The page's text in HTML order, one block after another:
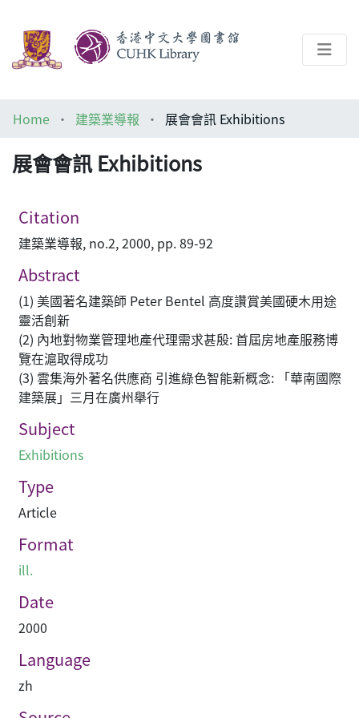
Architecture Library
Home 建築業導報 展會會訊 Exhibitions
展會會訊 Exhibitions
Citation
建築業導報, no.2, 2000, pp. 89-92
Abstract
(1) 美國著名建築師 Peter Bentel 高度讚賞美國硬木用途
靈活創新
(2) 內地對物業管理地產代理需求甚殷: 首屆房地產服務博
覽在滬取得成功
(3) 雲集海外著名供應商 引進綠色智能新概念: 「華南國際
建築展」三月在廣州舉行
Subject
Exhibitions
Type
Article
Format
ill.
Date
2000
Language
zh